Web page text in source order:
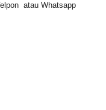
atau Whatsapp